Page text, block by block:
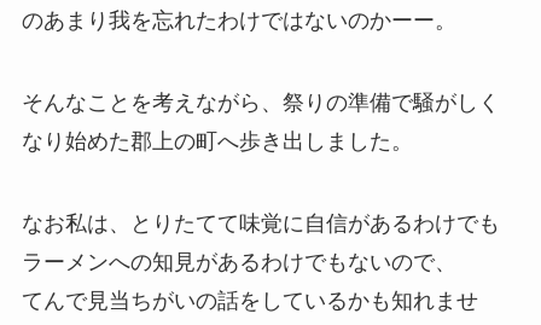
のあまり我を忘れたわけではないのかーー。
そんなことを考えながら、祭りの準備で騒がしく
なり始めた郡上の町へ歩き出しました。
なお私は、とりたてて味覚に自信があるわけでも
ラーメンへの知見があるわけでもないので、
てんで見当ちがいの話をしているかも知れませ